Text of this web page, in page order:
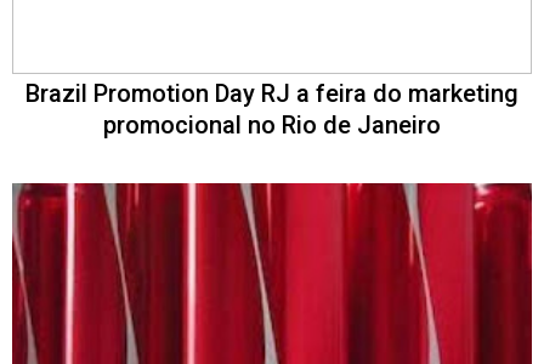
Brazil Promotion Day RJ a feira do marketing
promocional no Rio de Janeiro